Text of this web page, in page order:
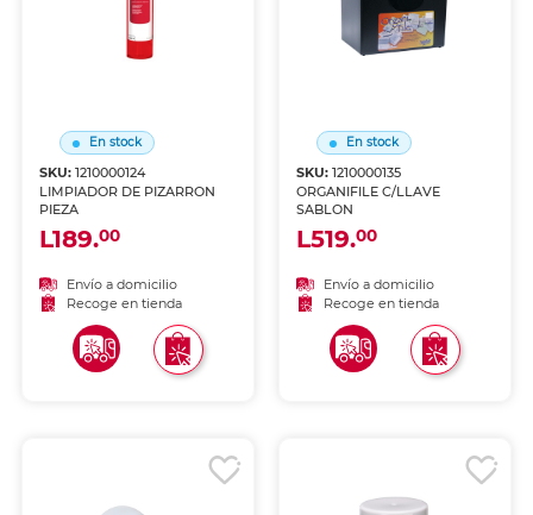
En stock
SKU:1210000124
LIMPIADOR DE PIZARRON
PIEZA
L189.00
Envío a domicilio
Recoge en tienda
En stock
SKU: 1210000135
ORGANIFILE C/LLAVE
SABLON
L519.00
Envío a domicilio
Recoge en tienda